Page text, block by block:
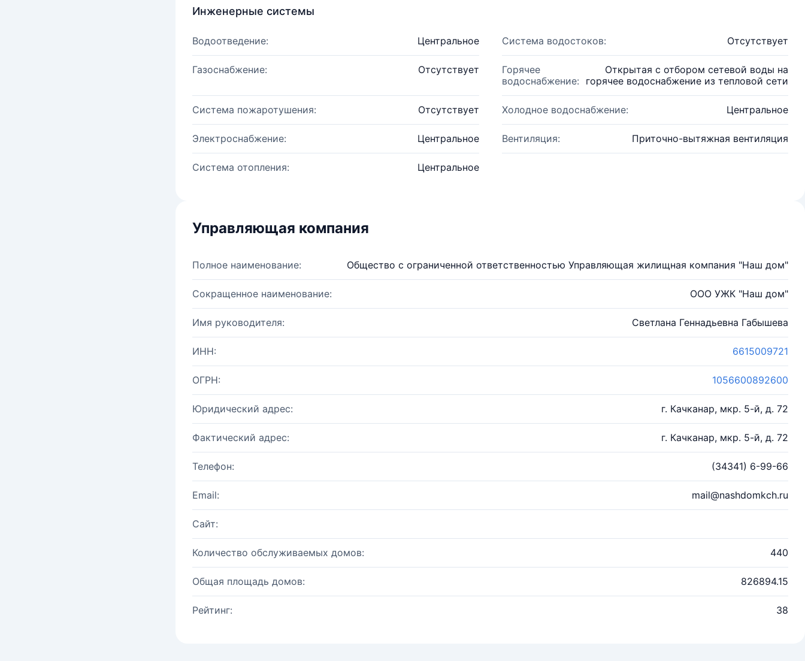
Инженерные системы
Водоотведение: Центральное Система водостоков: Отсутствует
Газоснабжение: Отсутствует
Горячее
водоснабжение:
Открытая с отбором сетевой воды на
горячее водоснабжение из тепловой сети
Система пожаротушения: Отсутствует Холодное водоснабжение: Центральное
Электроснабжение: Центральное Вентиляция: Приточно-вытяжная вентиляция
Система отопления: Центральное
Управляющая компания
Полное наименование: Общество с ограниченной ответственностью Управляющая жилищная компания "Наш дом"
Сокращенное наименование: ООО УЖК "Наш дом"
Имя руководителя: Светлана Геннадьевна Габышева
ИНН: 6615009721
ОГРН: 1056600892600
Юридический адрес: г. Качканар, мкр. 5-й, д. 72
Фактический адрес: г. Качканар, мкр. 5-й, д. 72
Телефон: (34341) 6-99-66
Email: mail@nashdomkch.ru
Сайт:
Количество обслуживаемых домов: 440
Общая площадь домов: 826894.15
Рейтинг: 38